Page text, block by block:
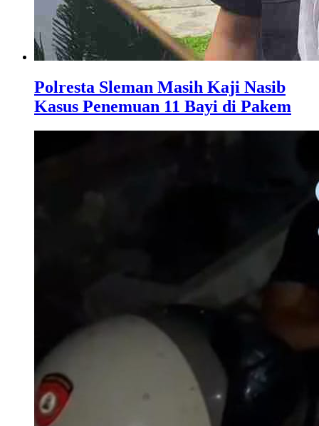
Polresta Sleman Masih Kaji Nasib
Kasus Penemuan 11 Bayi di Pakem